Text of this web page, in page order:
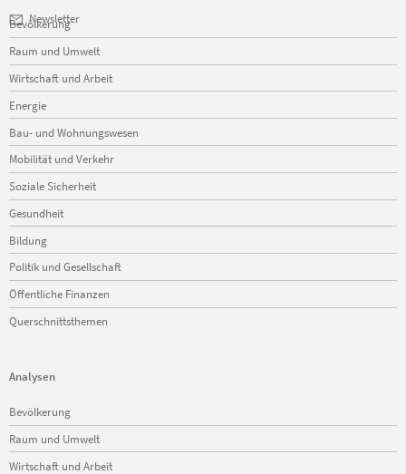
Newsletter
Navigation
überspringen
Bevölkerung
Raum und Umwelt
Wirtschaft und Arbeit
Energie
Bau- und Wohnungswesen
Mobilität und Verkehr
Soziale Sicherheit
Gesundheit
Bildung
Politik und Gesellschaft
Öffentliche Finanzen
Querschnittsthemen
Analysen
Navigation
überspringen
Bevölkerung
Raum und Umwelt
Wirtschaft und Arbeit